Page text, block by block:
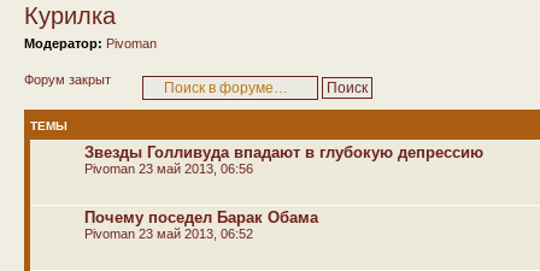
Курилка
Модератор: Pivoman
Форум закрыт
ТЕМЫ
Звезды Голливуда впадают в глубокую депрессию
Pivoman 23 май 2013, 06:56
Почему поседел Барак Обама
Pivoman 23 май 2013, 06:52